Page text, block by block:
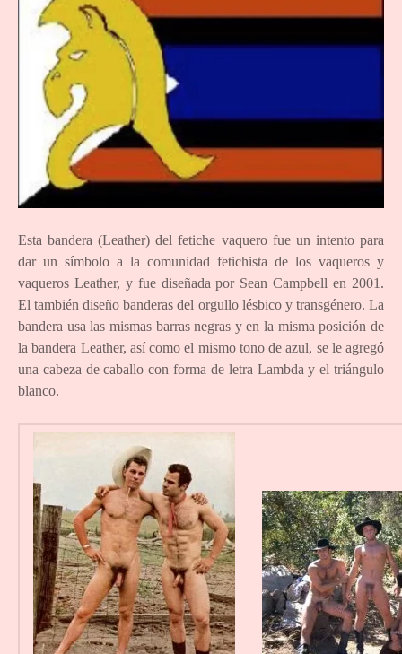
Esta bandera (Leather) del fetiche vaquero fue un intento para
dar un símbolo a la comunidad fetichista de los vaqueros y
vaqueros Leather, y fue diseñada por Sean Campbell en 2001.
El también diseño banderas del orgullo lésbico y transgénero. La
bandera usa las mismas barras negras y en la misma posición de
la bandera Leather, así como el mismo tono de azul, se le agregó
una cabeza de caballo con forma de letra Lambda y el triángulo
blanco.